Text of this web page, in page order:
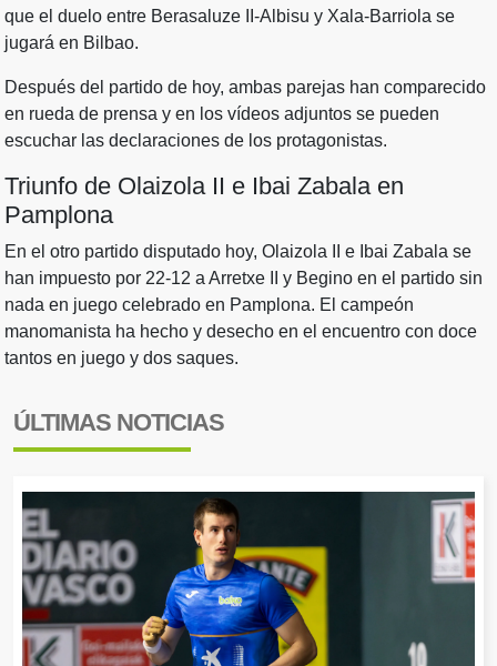
que el duelo entre Berasaluze II-Albisu y Xala-Barriola se
jugará en Bilbao.
Después del partido de hoy, ambas parejas han comparecido
en rueda de prensa y en los vídeos adjuntos se pueden
escuchar las declaraciones de los protagonistas.
Triunfo de Olaizola II e Ibai Zabala en
Pamplona
En el otro partido disputado hoy, Olaizola II e Ibai Zabala se
han impuesto por 22-12 a Arretxe II y Begino en el partido sin
nada en juego celebrado en Pamplona. El campeón
manomanista ha hecho y desecho en el encuentro con doce
tantos en juego y dos saques.
ÚLTIMAS NOTICIAS